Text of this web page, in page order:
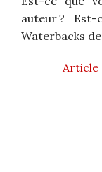
auteur ?
Waterbacks
Article